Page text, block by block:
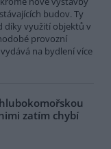
budov. Ty
díky využití objektů v
provozní
na bydlení více
zatím chybí